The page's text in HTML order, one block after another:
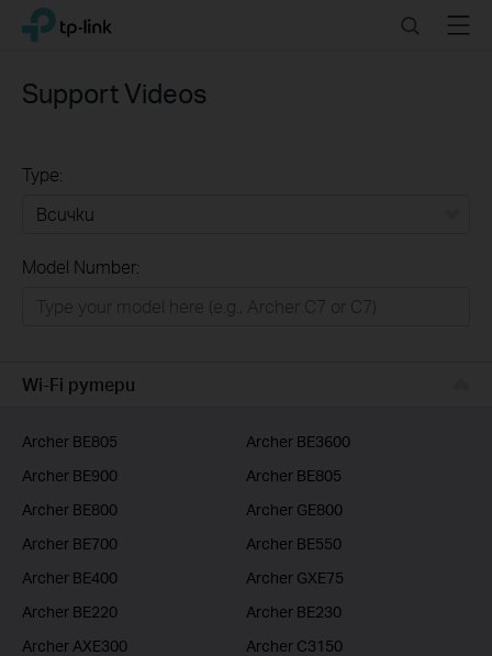
Click
navigation
TP-Link, Reliably Smart SearchMenu
Support Videos
Type:
Бизнес решения
Model Number:
Wi-Fi рутери
Archer BE805
Archer BE3600
Archer BE900
Archer BE805
Archer BE800
Archer GE800
Archer BE700
Archer BE550
Archer BE400
Archer GXE75
Archer BE220
Archer BE230
Archer AXE300
Archer C3150